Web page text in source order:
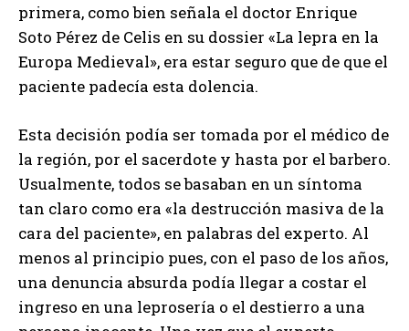
primera, como bien señala el doctor Enrique
Soto Pérez de Celis en su dossier «La lepra en la
Europa Medieval», era estar seguro que de que el
paciente padecía esta dolencia.
Esta decisión podía ser tomada por el médico de
la región, por el sacerdote y hasta por el barbero.
Usualmente, todos se basaban en un síntoma
tan claro como era «la destrucción masiva de la
cara del paciente», en palabras del experto. Al
menos al principio pues, con el paso de los años,
una denuncia absurda podía llegar a costar el
ingreso en una leprosería o el destierro a una